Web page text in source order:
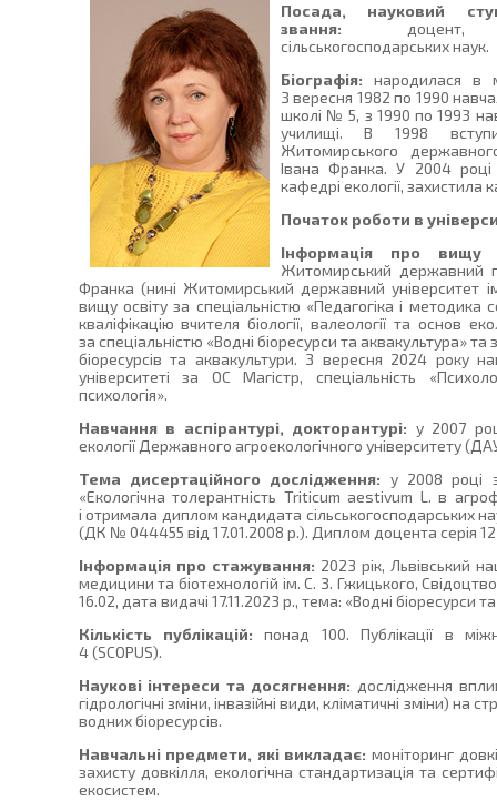
Посада, науковий
звання: доцент,
сільськогосподарських наук.
Біографія: народилася в
З вересня 1982 по 1990
школі № 5, з 1990 по 1993
училищі. В 1998
Житомирського
Івана Франка. У 2004
кафедрі екології, захистила
Початок роботи в
Інформація про вищу
Житомирський державний
Франка (нині Житомирський державний університет
вищу освіту за спеціальністю «Педагогіка і методика
кваліфікацію вчителя біології, валеології та основ
за спеціальністю «Водні біоресурси та аквакультура»
біоресурсів та аквакультури. З вересня 2024 року
університеті за ОС Магістр, спеціальність
психологія».
Навчання в аспірантурі, докторантурі: у 2007
екології Державного агроекологічного університету
Тема дисертаційного дослідження: у 2008 році
«Екологічна толерантність Triticum aestivum L. в
і отримала диплом кандидата сільськогосподарських
(ДК № 044455 від 17.01.2008 р.). Диплом доцента серія
Інформація про стажування: 2023 рік, Львівський
медицини та біотехнологій ім. С. З. Гжицького,
16.02, дата видачі 17.11.2023 р., тема: «Водні біоресурси
Кількість публікацій: понад 100. Публікації в
4 (SCOPUS).
Наукові інтереси та досягнення: дослідження
гідрологічні зміни, інвазійні види, кліматичні зміни) на
водних біоресурсів.
Навчальні предмети, які викладає: моніторинг
захисту довкілля, екологічна стандартизація та
екосистем.